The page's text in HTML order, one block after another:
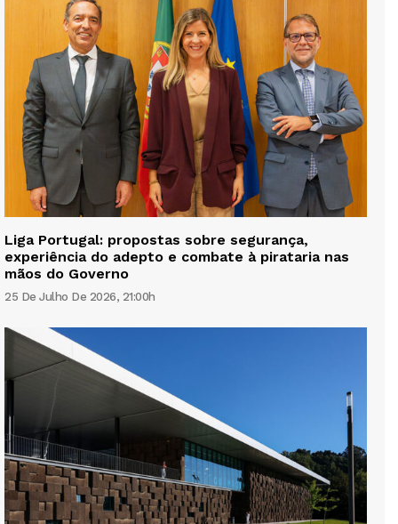
Liga Portugal: propostas sobre segurança,
experiência do adepto e combate à pirataria nas
mãos do Governo
25 De Julho De 2026, 21:00h